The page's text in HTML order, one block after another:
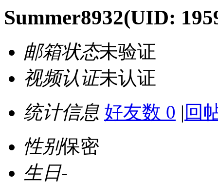
Summer8932(UID:
邮箱状态未验证
视频认证未认证
统计信息 好友数 0 | 回
性别保密
生日-